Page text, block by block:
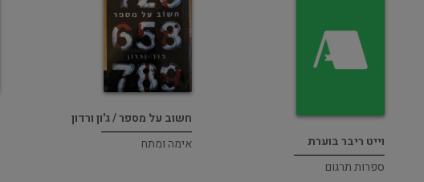
וייט ריבר בוערת
ספרות תרגום
חשוב על מספר / ג'ון ורדון
אימה ומתח